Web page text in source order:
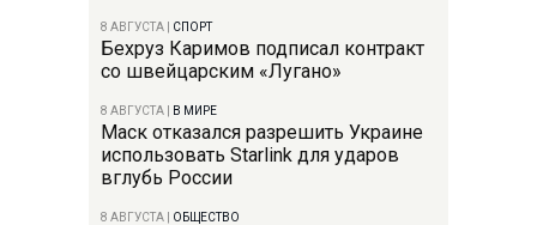
8 АВГУСТА СПОРТ
Бехруз Каримов подписал контракт
со швейцарским «Лугано»
8 АВГУСТА В МИРЕ
Маск отказался разрешить Украине
использовать Starlink для ударов
вглубь России
8 АВГУСТА ОБЩЕСТВО